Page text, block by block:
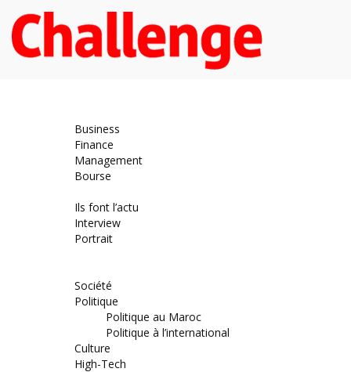
Business
Finance
Management
Bourse
Ils font l’actu
Interview
Portrait
Société
Politique
Politique au Maroc
Politique à l’international
Culture
High-Tech